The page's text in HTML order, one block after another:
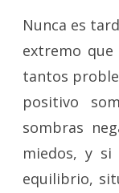
Nunca es
extremo
tantos
positivo
sombras
miedos, y si
equilibrio,